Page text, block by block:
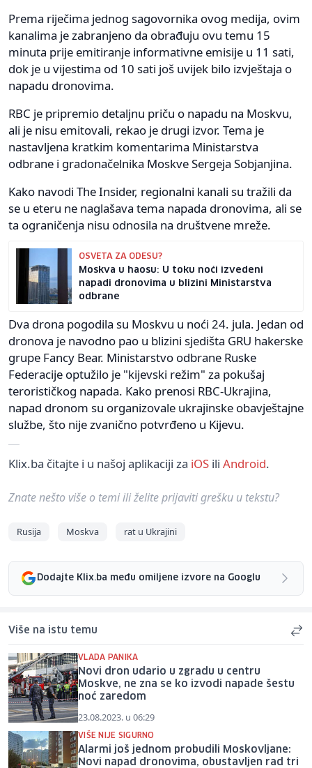
Prema riječima jednog sagovornika ovog medija, ovim
kanalima je zabranjeno da obrađuju ovu temu 15
minuta prije emitiranje informativne emisije u 11 sati,
dok je u vijestima od 10 sati još uvijek bilo izvještaja o
napadu dronovima.
RBC je pripremio detaljnu priču o napadu na Moskvu,
ali je nisu emitovali, rekao je drugi izvor. Tema je
nastavljena kratkim komentarima Ministarstva
odbrane i gradonačelnika Moskve Sergeja Sobjanjina.
Kako navodi The Insider, regionalni kanali su tražili da
se u eteru ne naglašava tema napada dronovima, ali se
ta ograničenja nisu odnosila na društvene mreže.
OSVETA ZA ODESU?
Moskva u haosu: U toku noći izvedeni
napadi dronovima u blizini Ministarstva
odbrane
Dva drona pogodila su Moskvu u noći 24. jula. Jedan od
dronova je navodno pao u blizini sjedišta GRU hakerske
grupe Fancy Bear. Ministarstvo odbrane Ruske
Federacije optužilo je "kijevski režim" za pokušaj
terorističkog napada. Kako prenosi RBC-Ukrajina,
napad dronom su organizovale ukrajinske obavještajne
službe, što nije zvanično potvrđeno u Kijevu.
Klix.ba čitajte i u našoj aplikaciji za iOS ili Android.
Znate nešto više o temi ili želite prijaviti grešku u tekstu?
Rusija Moskva rat u Ukrajini
Dodajte Klix.ba među omiljene izvore na Googlu
Više na istu temu
VLADA PANIKA
Novi dron udario u zgradu u centru
Moskve, ne zna se ko izvodi napade šestu
noć zaredom
23.08.2023. u 06:29
VIŠE NIJE SIGURNO
Alarmi još jednom probudili Moskovljane:
Novi napad dronovima, obustavljen rad tri